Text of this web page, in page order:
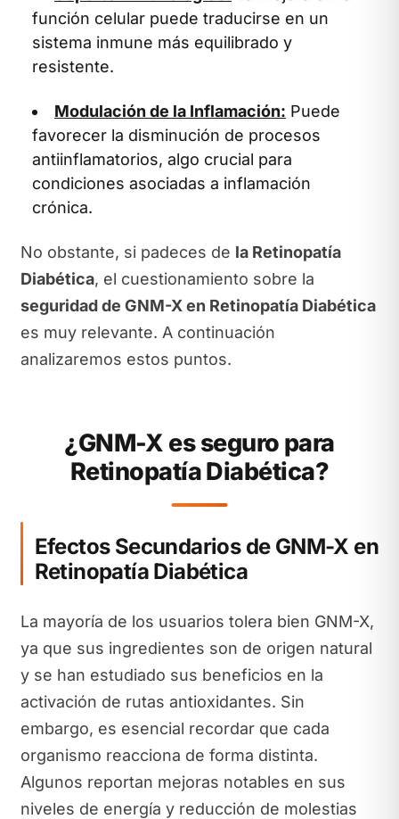
función celular puede traducirse en un
sistema inmune más equilibrado y
resistente.
Modulación de la Inflamación: Puede
favorecer la disminución de procesos
antiinflamatorios, algo crucial para
condiciones asociadas a inflamación
crónica.
No obstante, si padeces de la Retinopatía
Diabética, el cuestionamiento sobre la
seguridad de GNM-X en Retinopatía Diabética
es muy relevante. A continuación
analizaremos estos puntos.
¿GNM-X es seguro para
Retinopatía Diabética?
Efectos Secundarios de GNM-X en
Retinopatía Diabética
La mayoría de los usuarios tolera bien GNM-X,
ya que sus ingredientes son de origen natural
y se han estudiado sus beneficios en la
activación de rutas antioxidantes. Sin
embargo, es esencial recordar que cada
organismo reacciona de forma distinta.
Algunos reportan mejoras notables en sus
niveles de energía y reducción de molestias